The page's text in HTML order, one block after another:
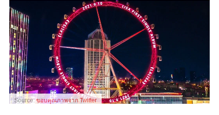
Source:ขอบคุณภาพจาก Twitter